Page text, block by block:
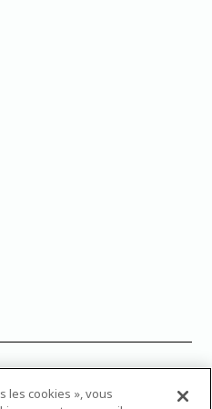
noter que les couleurs affichées à
exactement aux couleurs de
de calibration des écrans.
les cookies », vous